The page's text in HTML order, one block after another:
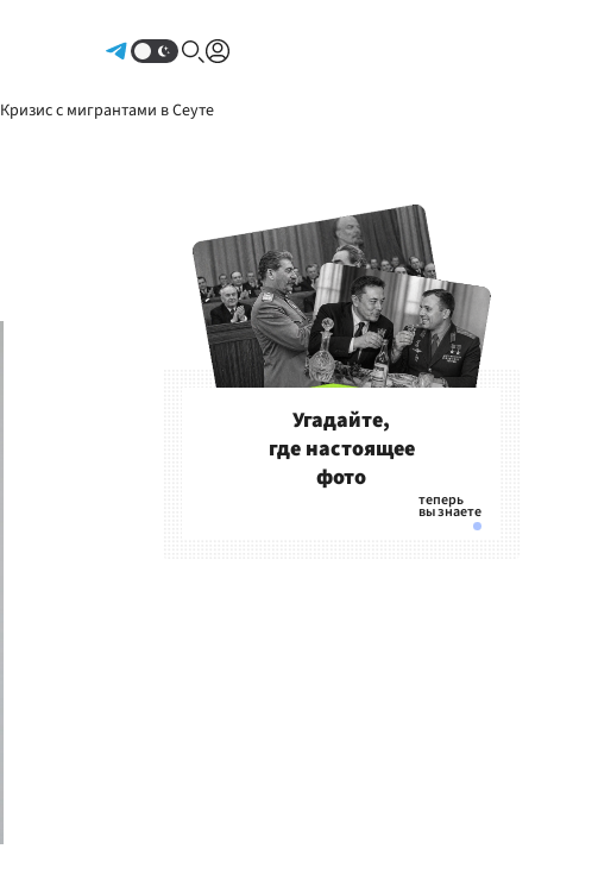
Кризис с мигрантами в Сеуте
Угадайте,
где настоящее
фото